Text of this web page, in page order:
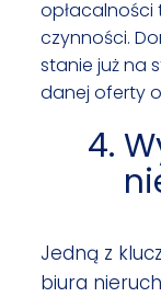
czynności.
stanie już na
danej oferty
4.
Jedną z
biura